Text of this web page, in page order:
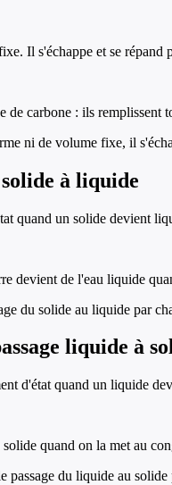
Il s'échappe et se répand
carbone : ils remplissent
ni de volume fixe, il
à liquide
quand un solide devient
devient de l'eau liquide
du solide au liquide par
liquide à
d'état quand un liquide
quand on la met au
passage du liquide au solide